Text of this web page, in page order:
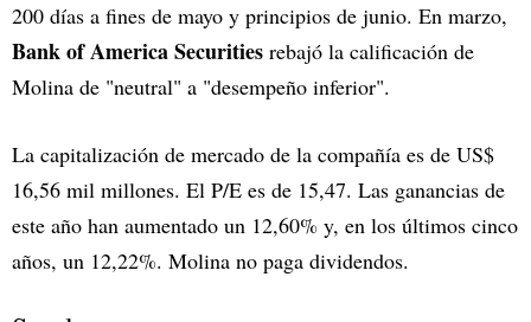
200 días a fines de mayo y principios de junio. En marzo,
Bank of America Securities rebajó la calificación de
Molina de "neutral" a "desempeño inferior".
La capitalización de mercado de la compañía es de US$
16,56 mil millones. El P/E es de 15,47. Las ganancias de
este año han aumentado un 12,60% y, en los últimos cinco
años, un 12,22%. Molina no paga dividendos.